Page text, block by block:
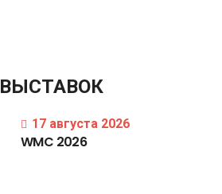
ВЫСТАВОК
17 августа 2026
WMC 2026